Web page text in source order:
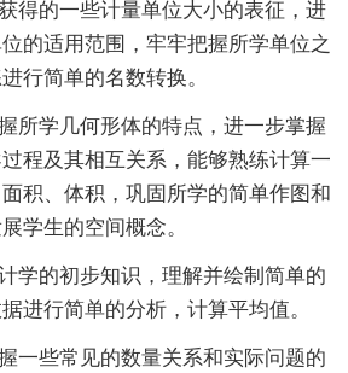
得的一些计量单位大小的表征，进
的适用范围，牢牢把握所学单位之
行简单的名数转换。
所学几何形体的特点，进一步掌握
程及其相互关系，能够熟练计算一
积、体积，巩固所学的简单作图和
学生的空间概念。
学的初步知识，理解并绘制简单的
进行简单的分析，计算平均值。
一些常见的数量关系和实际问题的